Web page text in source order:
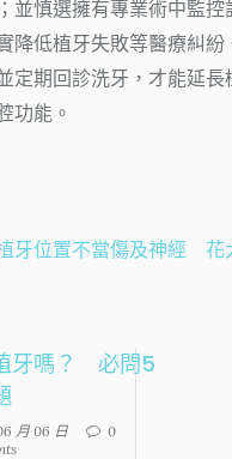
並慎選擁有專業術中監控
降低植牙失敗等醫療糾紛
定期回診洗牙，才能延長
功能。
牙位置不當傷及神經 花
牙嗎？ 必問5
月 06 日
0